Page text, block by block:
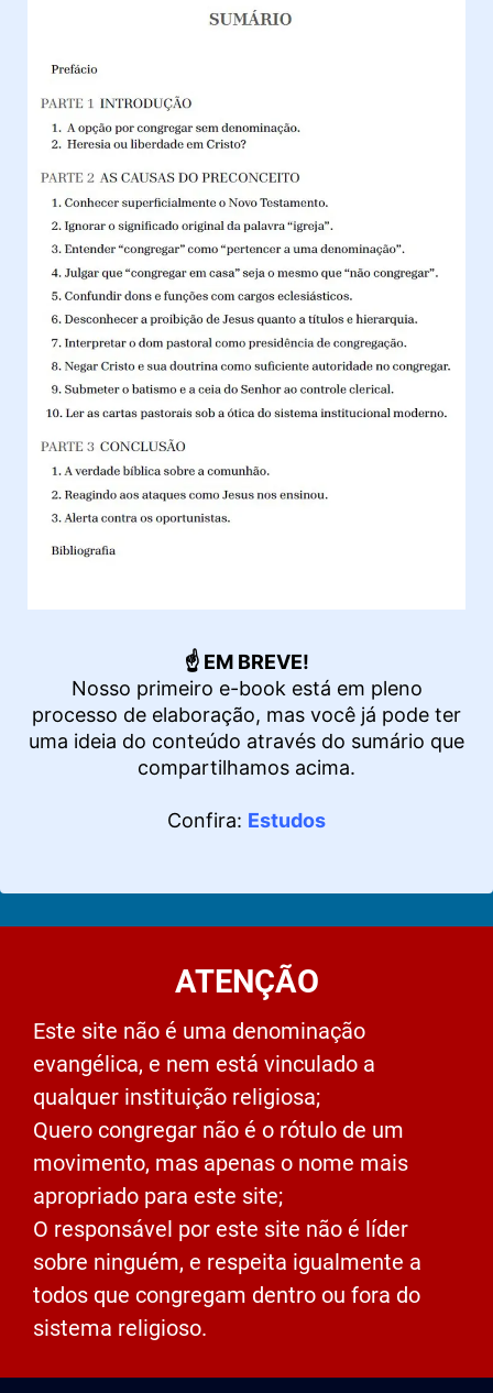
☝️ EM BREVE!
Nosso primeiro e-book está em pleno
processo de elaboração, mas você já pode ter
uma ideia do conteúdo através do sumário que
compartilhamos acima.
Confira: Estudos
ATENÇÃO
Este site não é uma denominação
evangélica, e nem está vinculado a
qualquer instituição religiosa;
Quero congregar não é o rótulo de um
movimento, mas apenas o nome mais
apropriado para este site;
O responsável por este site não é líder
sobre ninguém, e respeita igualmente a
todos que congregam dentro ou fora do
sistema religioso.